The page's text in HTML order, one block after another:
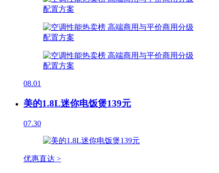
08.01
美的1.8L迷你电饭煲139元
07.30
优惠直达 >